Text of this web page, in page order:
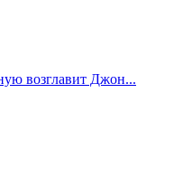
возглавит Джон...